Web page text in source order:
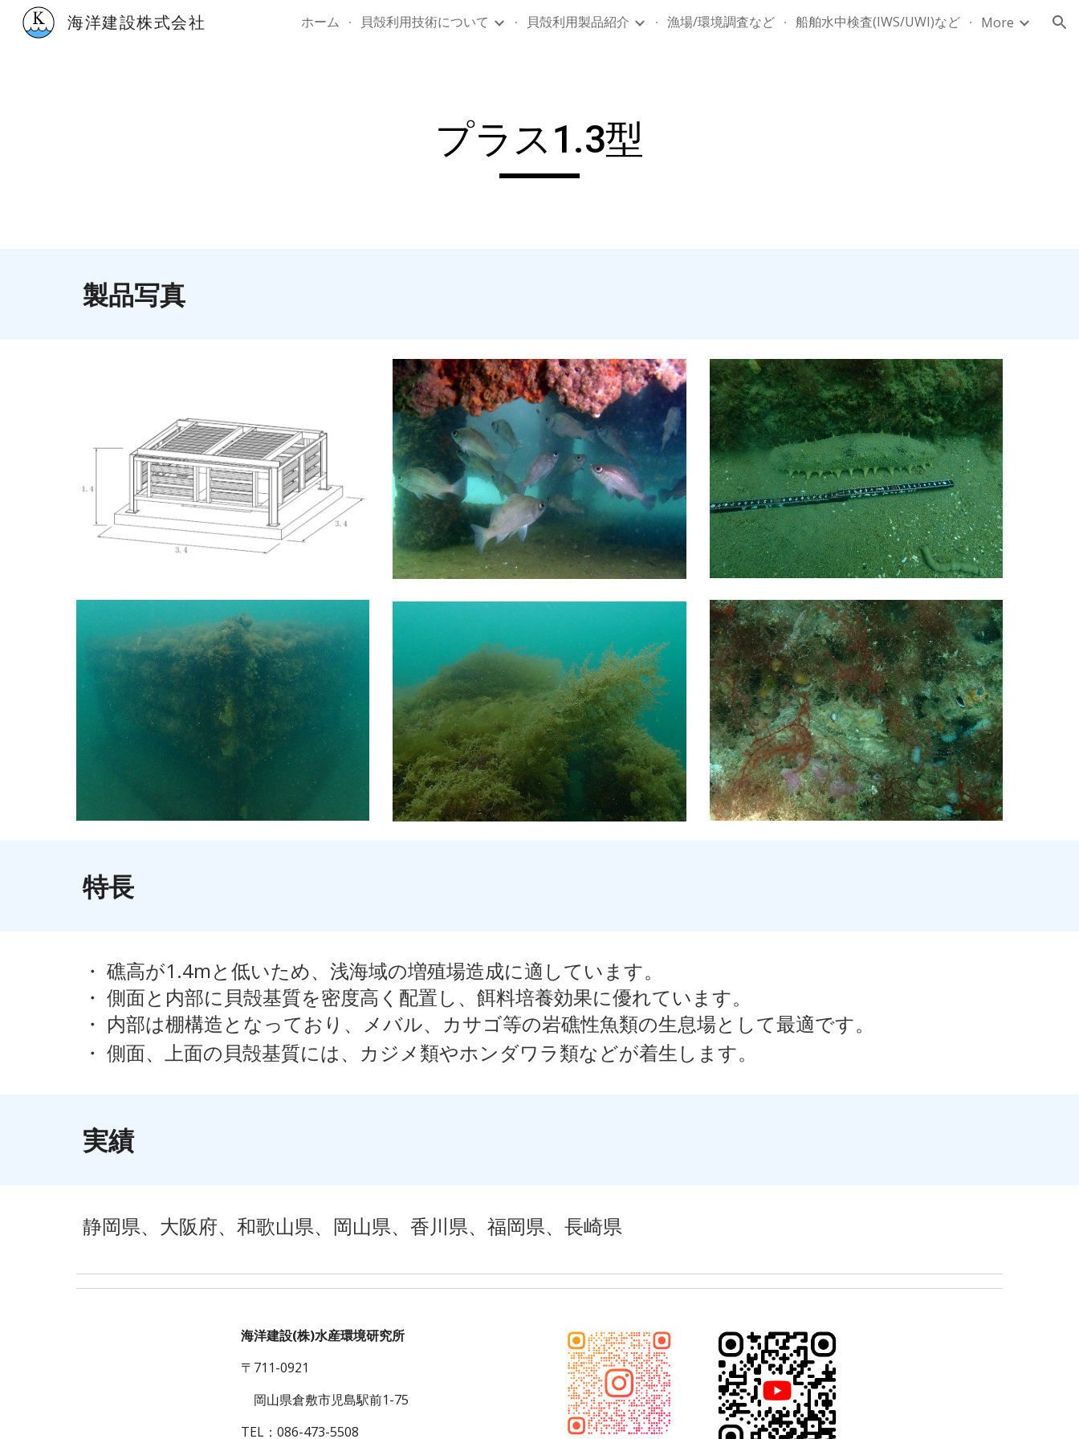
Skip to main content Skip to navigation
海洋建設株式会社 ホーム 貝殻利用技術について 貝殻利用製品紹介 漁場/環境調査など 船舶水中検査(IWS/UWI)など More
プラス1.3型
製品写真
特長
・ 礁高が1.4mと低いため、浅海域の増殖場造成に適しています。
・ 側面と内部に貝殻基質を密度高く配置し、餌料培養効果に優れています。
・ 内部は棚構造となっており、メバル、カサゴ等の岩礁性魚類の生息場として最適です。
・ 側面、上面の貝殻基質には、カジメ類やホンダワラ類などが着生します。
実績
静岡県、大阪府、和歌山県、岡山県、香川県、福岡県、長崎県
海洋建設(株)水産環境研究所
〒711-0921
岡山県倉敷市児島駅前1-75
TEL：086-473-5508